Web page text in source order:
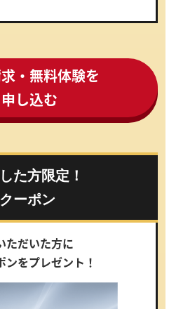
・無料体験を
申し込む
た方限定！
ーポン
ただいた方に
をプレゼント！